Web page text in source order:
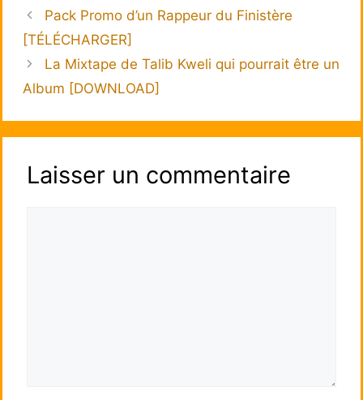
Pack Promo d’un Rappeur du Finistère
[TÉLÉCHARGER]
La Mixtape de Talib Kweli qui pourrait être un
Album [DOWNLOAD]
Laisser un commentaire